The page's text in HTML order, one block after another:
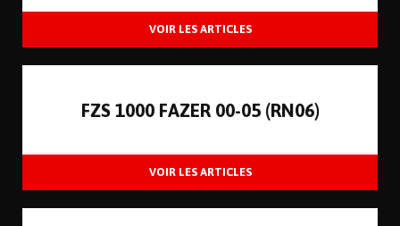
FZS 1000 FAZER 00-05 (RN06)